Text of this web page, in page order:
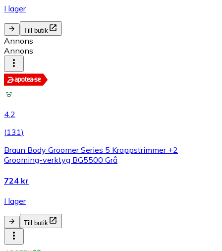
I lager
Till butik
Annons
Annons
4.2
(131)
Braun Body Groomer Series 5 Kroppstrimmer +2
Grooming-verktyg BG5500 Grå
724 kr
I lager
Till butik